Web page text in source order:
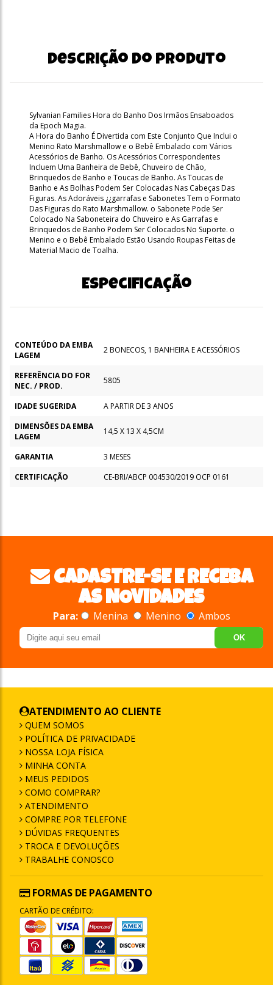
Descrição do produto
Sylvanian Families Hora do Banho Dos Irmãos Ensaboados
da Epoch Magia.
A Hora do Banho É Divertida com Este Conjunto Que Inclui o
Menino Rato Marshmallow e o Bebê Embalado com Vários
Acessórios de Banho. Os Acessórios Correspondentes
Incluem Uma Banheira de Bebê, Chuveiro de Chão,
Brinquedos de Banho e Toucas de Banho. As Toucas de
Banho e As Bolhas Podem Ser Colocadas Nas Cabeças Das
Figuras. As Adoráveis ¿¿garrafas e Sabonetes Tem o Formato
Das Figuras do Rato Marshmallow. o Sabonete Pode Ser
Colocado Na Saboneteira do Chuveiro e As Garrafas e
Brinquedos de Banho Podem Ser Colocados No Suporte. o
Menino e o Bebê Embalado Estão Usando Roupas Feitas de
Material Macio de Toalha.
Especificação
CONTEÚDO DA EMBA
LAGEM
2 BONECOS, 1 BANHEIRA E ACESSÓRIOS
REFERÊNCIA DO FOR
NEC. / PROD.
5805
IDADE SUGERIDA
A PARTIR DE 3 ANOS
DIMENSÕES DA EMBA
LAGEM
14,5 X 13 X 4,5CM
GARANTIA
3 MESES
CERTIFICAÇÃO
CE-BRI/ABCP 004530/2019 OCP 0161
CADASTRE-SE E RECEBA
AS NOVIDADES
Para: Menina Menino Ambos
OK
ATENDIMENTO AO CLIENTE
QUEM SOMOS
POLÍTICA DE PRIVACIDADE
NOSSA LOJA FÍSICA
MINHA CONTA
MEUS PEDIDOS
COMO COMPRAR?
ATENDIMENTO
COMPRE POR TELEFONE
DÚVIDAS FREQUENTES
TROCA E DEVOLUÇÕES
TRABALHE CONOSCO
FORMAS DE PAGAMENTO
CARTÃO DE CRÉDITO: